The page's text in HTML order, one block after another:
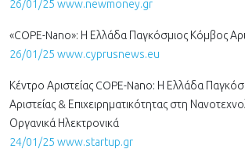
26/01/25 www.newmoney.gr
«COPE-Nano»: Η Ελλάδα Παγκόσμιος Κόμβος
26/01/25 www.cyprusnews.eu
Κέντρο Αριστείας COPE-Nano: Η Ελλάδα
Αριστείας & Επιχειρηματικότητας στη
Οργανικά Ηλεκτρονικά
24/01/25 www.startup.gr